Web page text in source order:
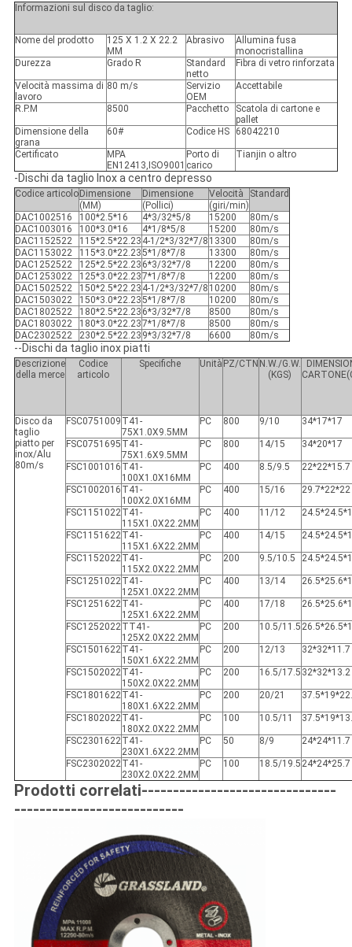
Informazioni sul disco da taglio:
Nome del prodotto
125 X 1.2 X 22.2
MM
Abrasivo
Allumina fusa
monocristallina
Durezza
Grado R
Standard
netto
Fibra di vetro rinforzata
Velocità massima di
lavoro
80 m/s
Servizio
OEM
Accettabile
R.P.M 8500 Pacchetto
Scatola di cartone e
pallet
Dimensione della
grana
60# Codice HS 68042210
Certificato
MPA
EN12413,ISO9001
Porto di
carico
Tianjin o altro
-Dischi da taglio Inox a centro depresso
Codice articolo Dimensione Dimensione Velocità
Standard
(MM)
(Pollici)
(giri/min)
DAC1002516
100*2.5*16 4*3/32*5/8 15200
80m/s
DAC1003016
100*3.0*16 4*1/8*5/8 15200
80m/s
DAC1152522
115*2.5*22.23 4-1/2*3/32*7/8 13300
80m/s
DAC1153022
115*3.0*22.235*1/8*7/8 13300
80m/s
DAC1252522
125*2.5*22.23 6*3/32*7/8 12200
80m/s
DAC1253022
125*3.0*22.237*1/8*7/8 12200
80m/s
DAC1502522
150*2.5*22.23 4-1/2*3/32*7/8 10200
80m/s
DAC1503022
150*3.0*22.235*1/8*7/8 10200
80m/s
DAC1802522
180*2.5*22.23 6*3/32*7/8 8500
80m/s
DAC1803022
180*3.0*22.237*1/8*7/8 8500
80m/s
DAC2302522
230*2.5*22.23 9*3/32*7/8 6600 80m/s
--Dischi da taglio inox piatti
Descrizione
della merce
Codice
articolo
Specifiche Unità PZ/CTN N.W./G.W.
(KGS)
Disco da
taglio
piatto per
inox/Alu
80m/s
FSC0751009 T41-
75X1.0X9.5MM
PC 800 9/10 34*17*17
FSC0751695 T41-
75X1.6X9.5MM
PC 800 14/15 34*20*17
FSC1001016 T41-
100X1.0X16MM
PC 400 8.5/9.5 22*22*15.7
FSC1002016 T41-
100X2.0X16MM
PC 400 15/16 29.7*22*22
FSC1151022T41-
115X1.0X22.2MM
PC 400 11/12
FSC1151622T41-
115X1.6X22.2MM
PC 400 14/15
FSC1152022T41-
115X2.0X22.2MM
PC 200 9.5/10.5
FSC1251022T41-
125X1.0X22.2MM
PC 400 13/14
FSC1251622T41-
125X1.6X22.2MM
PC 400 17/18
FSC1252022TT41-
125X2.0X22.2MM
PC 200 10.5/11.5
FSC1501622T41-
150X1.6X22.2MM
PC 200 12/13 32*32*11.7
FSC1502022T41-
150X2.0X22.2MM
PC 200 16.5/17.5 32*32*13.2
FSC1801622T41-
180X1.6X22.2MM
PC 200 20/21
FSC1802022T41-
180X2.0X22.2MM
PC 100 10.5/11
FSC2301622T41-
230X1.6X22.2MM
PC 50 8/9 24*24*11.7
FSC2302022T41-
230X2.0X22.2MM
PC 100 18.5/19.5 24*24*25.7
Prodotti correlati-------------------------------
---------------------------